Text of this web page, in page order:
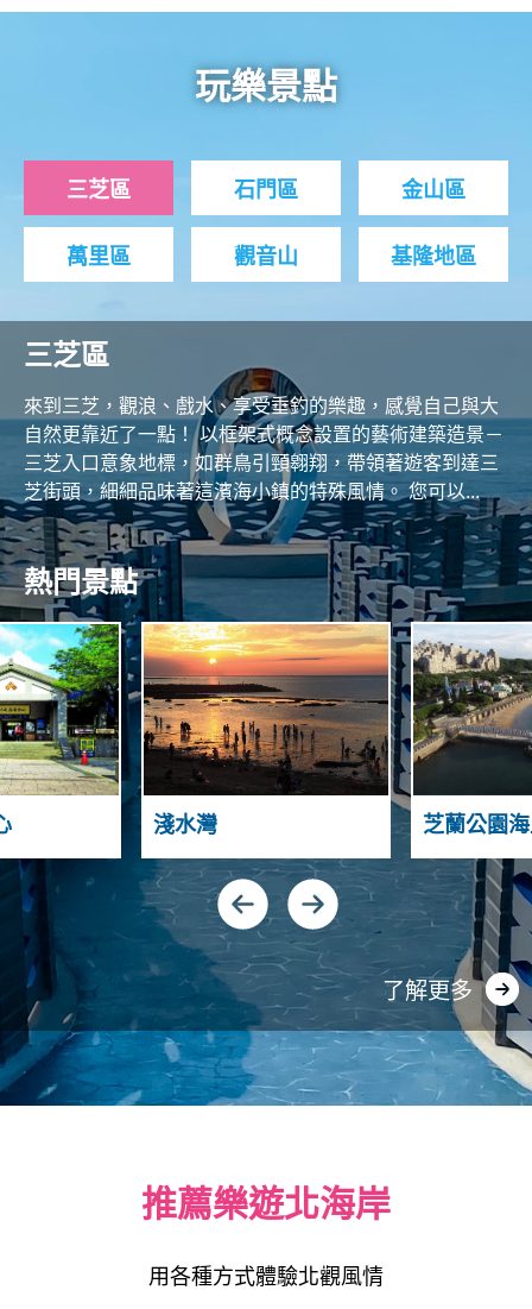
N O R T
H
C
O
A
S
A
N
U
A
A
N
N
S
A
玩樂景點
三芝區 石門區 金山區
萬里區 觀音山 基隆地區
三芝區
來到三芝，觀浪、戲水、享受垂釣的樂趣，感覺自己與大
自然更靠近了一點！ 以框架式概念設置的藝術建築造景－
三芝入口意象地標，如群鳥引頸翱翔，帶領著遊客到達三
芝街頭，細細品味著這濱海小鎮的特殊風情。 您可以...
熱門景點
淺水灣 芝蘭公園
了解更多
推薦樂遊北海岸
用各種方式體驗北觀風情